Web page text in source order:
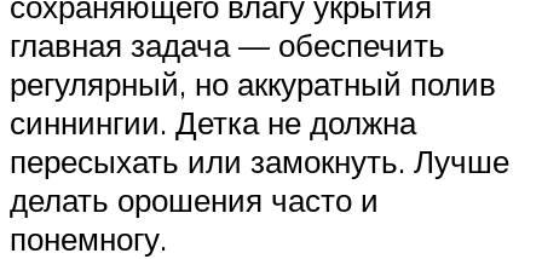
главная задача — обеспечить
регулярный, но аккуратный полив
синнингии. Детка не должна
пересыхать или замокнуть. Лучше
делать орошения часто и
понемногу.